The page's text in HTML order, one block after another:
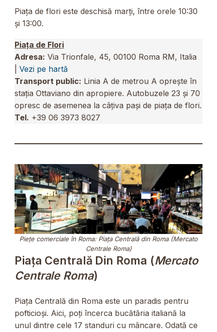
Piața de flori este deschisă marți, între orele 10:30
și 13:00.
Piața de Flori
Adresa: Via Trionfale, 45, 00100 Roma RM, Italia
Vezi pe hartă
Transport public: Linia A de metrou A oprește în
stația Ottaviano din apropiere. Autobuzele 23 și 70
opresc de asemenea la câțiva pași de piața de flori.
Tel. +39 06 3973 8027
Piețe comerciale în Roma: Piața Centrală din Roma (Mercato
Centrale Roma)
Piața Centrală Din Roma (Mercato
Centrale Roma)
Piața Centrală din Roma este un paradis pentru
pofticioși. Aici, poți încerca bucătăria italiană la
unul dintre cele 17 standuri cu mâncare. Odată ce